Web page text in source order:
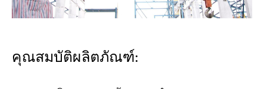
คุณสมบัติผลิตภัณฑ์: